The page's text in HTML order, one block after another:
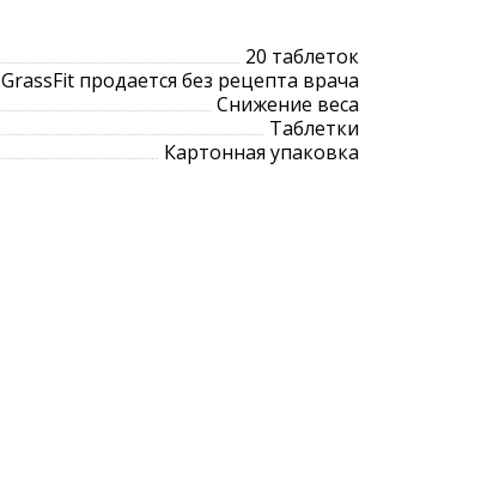
20 таблеток
GrassFit продается без рецепта врача
Снижение веса
Таблетки
Картонная упаковка